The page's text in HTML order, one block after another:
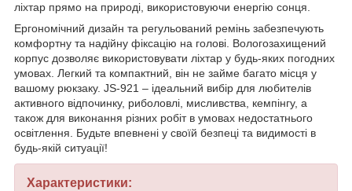
ліхтар прямо на природі, використовуючи енергію сонця.
Ергономічний дизайн та регульований ремінь забезпечують
комфортну та надійну фіксацію на голові. Вологозахищений
корпус дозволяє використовувати ліхтар у будь-яких погодних
умовах. Легкий та компактний, він не займе багато місця у
вашому рюкзаку. JS-921 – ідеальний вибір для любителів
активного відпочинку, риболовлі, мисливства, кемпінгу, а
також для виконання різних робіт в умовах недостатнього
освітлення. Будьте впевнені у своїй безпеці та видимості в
будь-якій ситуації!
Характеристики: